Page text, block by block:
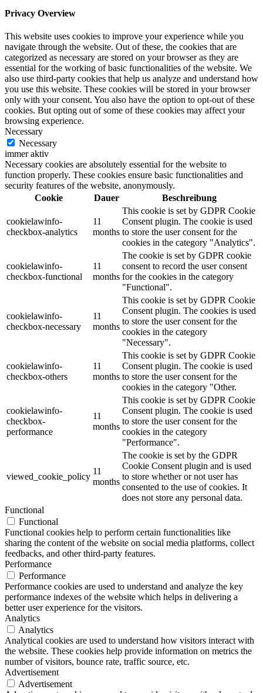
Privacy Overview
This website uses cookies to improve your experience while you
navigate through the website. Out of these, the cookies that are
categorized as necessary are stored on your browser as they are
essential for the working of basic functionalities of the website. We
also use third-party cookies that help us analyze and understand how
you use this website. These cookies will be stored in your browser
only with your consent. You also have the option to opt-out of these
cookies. But opting out of some of these cookies may affect your
browsing experience.
Necessary
Necessary
immer aktiv
Necessary cookies are absolutely essential for the website to
function properly. These cookies ensure basic functionalities and
security features of the website, anonymously.
Cookie
Dauer Beschreibung
cookielawinfo-
checkbox-analytics
11
months
This cookie is set by GDPR Cookie
Consent plugin. The cookie is used
to store the user consent for the
cookies in the category "Analytics".
cookielawinfo-
checkbox-functional
11
months
The cookie is set by GDPR cookie
consent to record the user consent
for the cookies in the category
"Functional".
cookielawinfo-
checkbox-necessary
11
months
This cookie is set by GDPR Cookie
Consent plugin. The cookies is used
to store the user consent for the
cookies in the category
"Necessary".
cookielawinfo-
checkbox-others
11
months
This cookie is set by GDPR Cookie
Consent plugin. The cookie is used
to store the user consent for the
cookies in the category "Other.
cookielawinfo-
checkbox-
performance
11
months
This cookie is set by GDPR Cookie
Consent plugin. The cookie is used
to store the user consent for the
cookies in the category
"Performance".
viewed_cookie_policy
11
months
The cookie is set by the GDPR
Cookie Consent plugin and is used
to store whether or not user has
consented to the use of cookies. It
does not store any personal data.
Functional
Functional
Functional cookies help to perform certain functionalities like
sharing the content of the website on social media platforms, collect
feedbacks, and other third-party features.
Performance
Performance
Performance cookies are used to understand and analyze the key
performance indexes of the website which helps in delivering a
better user experience for the visitors.
Analytics
Analytics
Analytical cookies are used to understand how visitors interact with
the website. These cookies help provide information on metrics the
number of visitors, bounce rate, traffic source, etc.
Advertisement
Advertisement